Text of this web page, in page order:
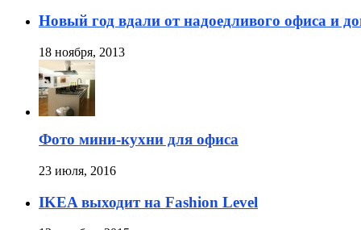
Новый год вдали от надоедливого офиса и
18 ноября, 2013
Фото мини-кухни для офиса
23 июля, 2016
IKEA выходит на Fashion Level